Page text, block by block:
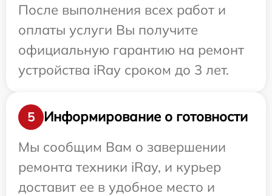
После выполнения всех работ и
оплаты услуги Вы получите
официальную гарантию на ремонт
устройства iRay сроком до 3 лет.
5
Информирование о готовности
Мы сообщим Вам о завершении
ремонта техники iRay, и курьер
доставит ее в удобное место и